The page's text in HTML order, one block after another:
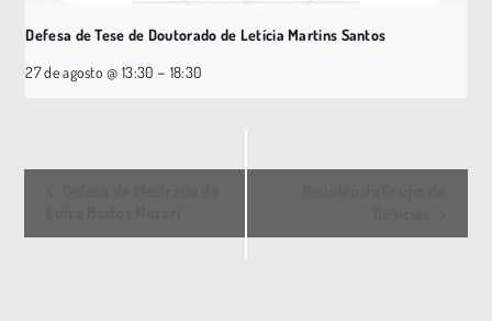
Defesa de Tese de Doutorado de Letícia Martins Santos
27 de agosto @ 13:30 – 18:30
e